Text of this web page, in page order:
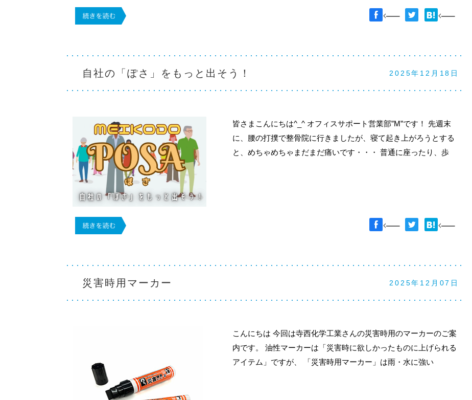
自社の「ぽさ」をもっと出そう！ 2025年12月18日
皆さまこんにちは^_^ オフィスサポート営業部”M”です！ 先週末
に、腰の打撲で整骨院に行きましたが、寝て起き上がろうとする
と、めちゃめちゃまだまだ痛いです・・・ 普通に座ったり、歩
災害時用マーカー 2025年12月07日
こんにちは 今回は寺西化学工業さんの災害時用のマーカーのご案
内です。 油性マーカーは「災害時に欲しかったものに上げられる
アイテム」ですが、 「災害時用マーカー」は雨・水に強い